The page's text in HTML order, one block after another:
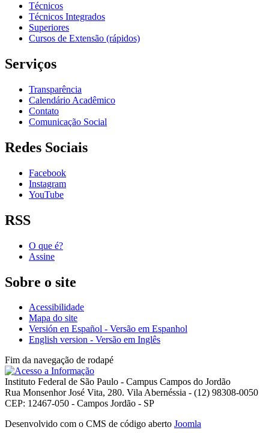
Técnicos
Técnicos Integrados
Superiores
Cursos de Extensão (rápidos)
Serviços
Transparência
Calendário Acadêmico
Contato
Comunicação Social
Redes Sociais
Facebook
Instagram
YouTube
RSS
O que é?
Assine
Sobre o site
Acessibilidade
Mapa do site
Versión en Español - Versão em Espanhol
English version - Versão em Inglês
Fim da navegação de rodapé
Instituto Federal de São Paulo - Campus Campos do Jordão
Rua Monsenhor José Vita, 280. Vila Abernéssia - (12) 98308-0050
CEP: 12467-050 - Campos Jordão - SP
Desenvolvido com o CMS de código aberto Joomla